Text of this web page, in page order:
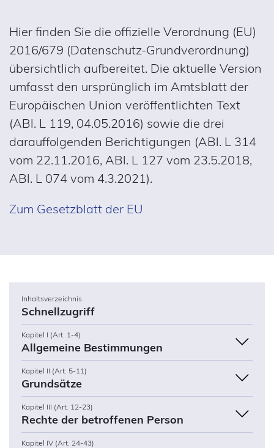
Hier finden Sie die offizielle Verordnung (EU)
2016/679 (Datenschutz-Grundverordnung)
übersichtlich aufbereitet. Die aktuelle Version
umfasst den ursprünglich im Amtsblatt der
Europäischen Union veröffentlichten Text
(ABl. L 119, 04.05.2016) sowie die drei
darauffolgenden Berichtigungen (ABl. L 314
vom 22.11.2016, ABl. L 127 vom 23.5.2018,
ABl. L 074 vom 4.3.2021).
Zum Gesetzblatt der EU
Inhaltsverzeichnis
Schnellzugriff
Kapitel I (Art. 1-4)
Allgemeine Bestimmungen
Kapitel II (Art. 5-11)
Grundsätze
Kapitel III (Art. 12-23)
Rechte der betroffenen Person
Kapitel IV (Art. 24-43)